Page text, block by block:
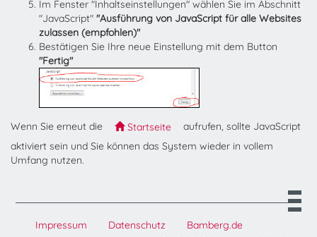
Im Fenster "Inhaltseinstellungen" wählen Sie im Abschnitt
"JavaScript" "Ausführung von JavaScript für alle Websites
zulassen (empfohlen)"
Bestätigen Sie Ihre neue Einstellung mit dem Button
"Fertig"
Wenn Sie erneut die Startseite
aufrufen, sollte JavaScript
aktiviert sein und Sie können das System wieder in vollem
Umfang nutzen.
Impressum Datenschutz
Bamberg.de